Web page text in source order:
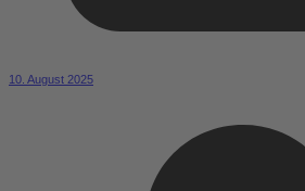
10. August 2025